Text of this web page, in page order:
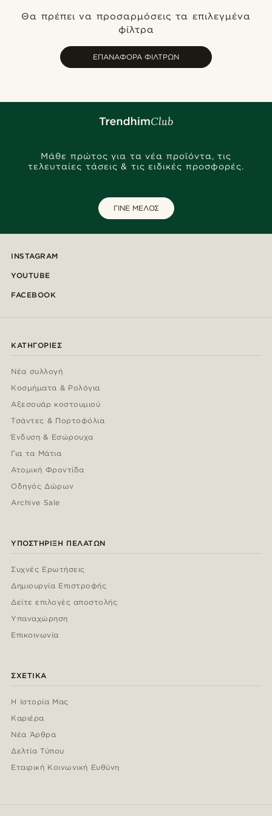
Θα πρέπει να προσαρμόσεις τα επιλεγμένα
φίλτρα
ΕΠΑΝΑΦΟΡΆ ΦΊΛΤΡΩΝ
Μάθε πρώτος για τα νέα προϊόντα, τις
τελευταίες τάσεις & τις ειδικές προσφορές.
ΓΙΝΕ ΜΕΛΟΣ
INSTAGRAM
YOUTUBE
FACEBOOK
ΚΑΤΗΓΟΡΊΕΣ
Νέα συλλογή
Κοσμήματα & Ρολόγια
Αξεσουάρ κοστουμιού
Τσάντες & Πορτοφόλια
Ένδυση & Εσώρουχα
Για τα Μάτια
Ατομική Φροντίδα
Οδηγός Δώρων
Archive Sale
ΥΠΟΣΤΉΡΙΞΗ ΠΕΛΑΤΏΝ
Συχνές Ερωτήσεις
Δημιουργία Επιστροφής
Δείτε επιλογές αποστολής
Υπαναχώρηση
Επικοινωνία
ΣΧΕΤΙΚΆ
Η Ιστορία Μας
Καριέρα
Νέα Άρθρα
Δελτία Τύπου
Εταιρική Κοινωνική Ευθύνη